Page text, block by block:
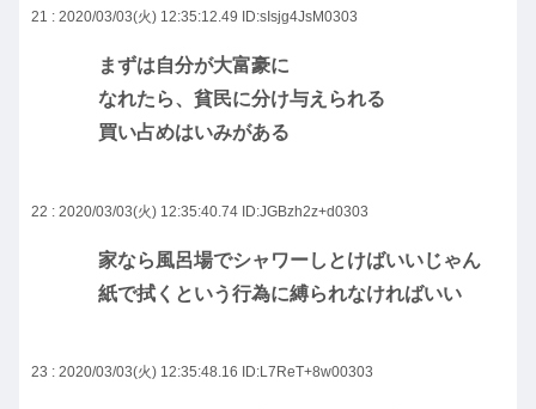
21 : 2020/03/03(火) 12:35:12.49 ID:sIsjg4JsM0303
まずは自分が大富豪に
なれたら、貧民に分け与えられる
買い占めはいみがある
22 : 2020/03/03(火) 12:35:40.74 ID:JGBzh2z+d0303
家なら風呂場でシャワーしとけばいいじゃん
紙で拭くという行為に縛られなければいい
23 : 2020/03/03(火) 12:35:48.16 ID:L7ReT+8w00303